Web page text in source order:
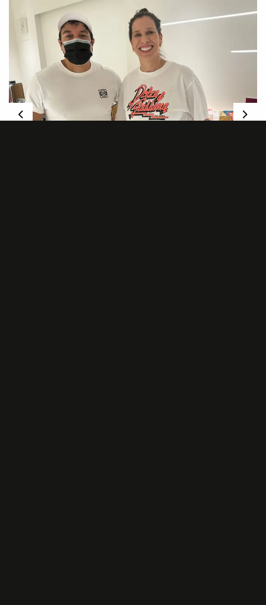
Previous